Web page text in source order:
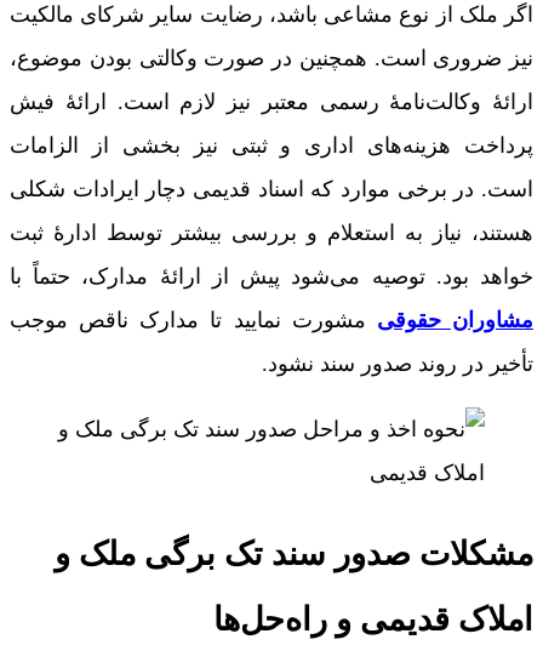
اگر ملک از نوع مشاعی باشد، رضایت سایر شرکای مالکیت
نیز ضروری است. همچنین در صورت وکالتی بودن موضوع،
ارائۀ وکالت‌نامۀ رسمی معتبر نیز لازم است. ارائۀ فیش
پرداخت هزینه‌های اداری و ثبتی نیز بخشی از الزامات
است. در برخی موارد که اسناد قدیمی دچار ایرادات شکلی
هستند، نیاز به استعلام و بررسی بیشتر توسط ادارۀ ثبت
خواهد بود. توصیه می‌شود پیش از ارائۀ مدارک، حتماً با
مشاوران حقوقی مشورت نمایید تا مدارک ناقص موجب
تأخیر در روند صدور سند نشود.
مشکلات صدور سند تک برگی ملک و
املاک قدیمی و راه‌حل‌ها